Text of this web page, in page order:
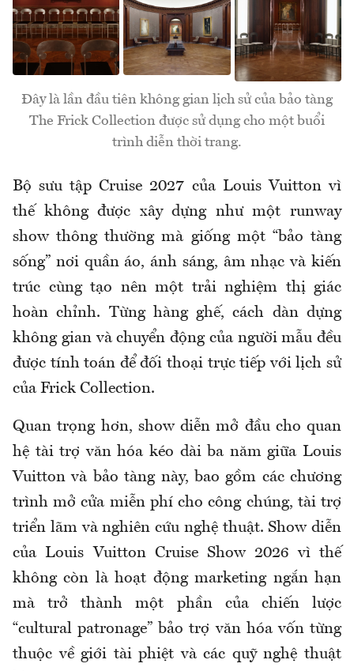
Đây là lần đầu tiên không gian lịch sử của bảo tàng
The Frick Collection được sử dụng cho một buổi
trình diễn thời trang.
Bộ sưu tập Cruise 2027 của Louis Vuitton vì
thế không được xây dựng như một runway
show thông thường mà giống một “bảo tàng
sống” nơi quần áo, ánh sáng, âm nhạc và kiến
trúc cùng tạo nên một trải nghiệm thị giác
hoàn chỉnh. Từng hàng ghế, cách dàn dựng
không gian và chuyển động của người mẫu đều
được tính toán để đối thoại trực tiếp với lịch sử
của Frick Collection.
Quan trọng hơn, show diễn mở đầu cho quan
hệ tài trợ văn hóa kéo dài ba năm giữa Louis
Vuitton và bảo tàng này, bao gồm các chương
trình mở cửa miễn phí cho công chúng, tài trợ
triển lãm và nghiên cứu nghệ thuật. Show diễn
của Louis Vuitton Cruise Show 2026 vì thế
không còn là hoạt động marketing ngắn hạn
mà trở thành một phần của chiến lược
“cultural patronage” bảo trợ văn hóa vốn từng
thuộc về giới tài phiệt và các quỹ nghệ thuật